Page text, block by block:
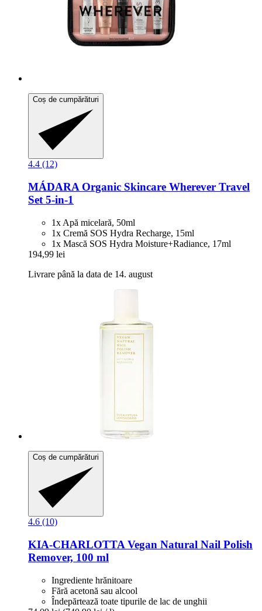
Coș de cumpărături
4.4 (12)
MÁDARA Organic Skincare Wherever Travel
Set 5-​in-​1
1x Apă micelară, 50ml
1x Cremă SOS Hydra Recharge, 15ml
1x Mască SOS Hydra Moisture+Radiance, 17ml
194,99 lei
Livrare până la data de 14. august
Coș de cumpărături
4.6 (10)
KIA-CHARLOTTA Vegan Natural Nail Polish
Remover, 100 ml
Ingrediente hrănitoare
Fără acetonă sau alcool
Îndepărtează toate tipurile de lac de unghii